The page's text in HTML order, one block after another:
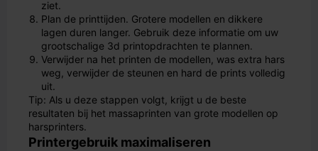
ziet.
Plan de printtijden. Grotere modellen en dikkere
lagen duren langer. Gebruik deze informatie om uw
grootschalige 3d printopdrachten te plannen.
Verwijder na het printen de modellen, was extra hars
weg, verwijder de steunen en hard de prints volledig
uit.
Tip: Als u deze stappen volgt, krijgt u de beste
resultaten bij het massaprinten van grote modellen op
harsprinters.
Printergebruik maximaliseren